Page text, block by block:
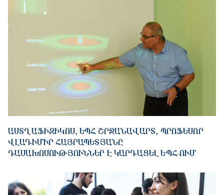
ԱՍՏՂԱՖԻԶԻԿՈՍ, ԵՊՀ ՇՐՋԱՆԱՎԱՐՏ, ՊՐՈՖԵՍՈՐ
ՎԼԱԴԻՄԻՐ ՀԱՅՐԱՊԵՏՅԱՆԸ
ԴԱՍԱԽՈՍՈՒԹՅՈՒՆՆԵՐ Է ԿԱՐԴԱՑԵԼ ԵՊՀ-ՈՒՄ